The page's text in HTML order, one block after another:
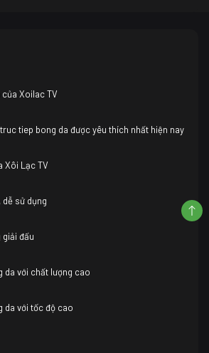
Xoilac TV
tiep bong da được yêu thích nhất hiện nay
Xôi Lạc TV
dễ sử dụng
giải đấu
da với chất lượng cao
da với tốc độ cao